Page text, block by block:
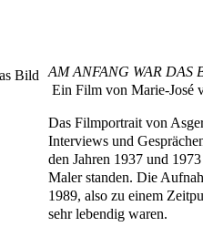
AM ANFANG WAR DAS
Ein Film von Marie-José
Das Filmportrait von
Interviews und
den Jahren 1937 und
Maler standen. Die
1989, also zu einem
sehr lebendig waren.